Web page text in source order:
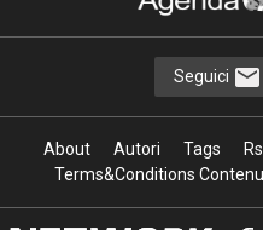
Seguici
About Autori Tags
Terms&Conditions